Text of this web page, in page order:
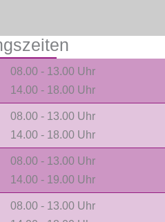
08.00 - 13.00 Uhr
14.00 - 18.00 Uhr
08.00 - 13.00 Uhr
14.00 - 18.00 Uhr
08.00 - 13.00 Uhr
14.00 - 19.00 Uhr
08.00 - 13.00 Uhr